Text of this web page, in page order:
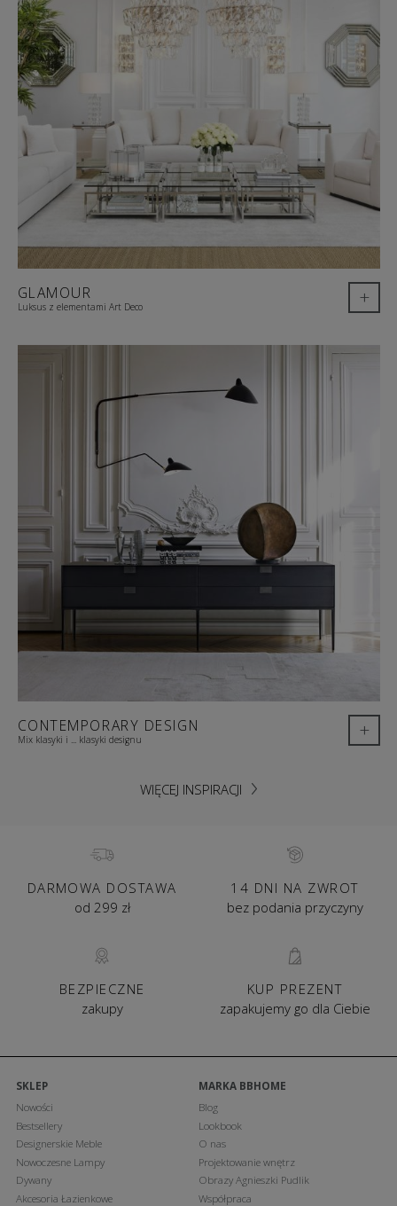
GLAMOUR
Luksus z elementami Art Deco +
CONTEMPORARY DESIGN
Mix klasyki i ... klasyki designu +
WIĘCEJ INSPIRACJI
DARMOWA DOSTAWA
od 299 zł
14 DNI NA ZWROT
bez podania przyczyny
BEZPIECZNE
zakupy
KUP PREZENT
zapakujemy go dla Ciebie
SKLEP
Nowości
Bestsellery
Designerskie Meble
Nowoczesne Lampy
Dywany
Akcesoria Łazienkowe
MARKA BBHOME
Blog
Lookbook
O nas
Projektowanie wnętrz
Obrazy Agnieszki Pudlik
Współpraca